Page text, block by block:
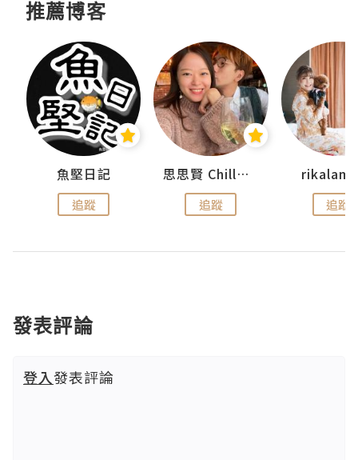
推薦博客
魚堅日記
追蹤
思思賢 ChillMyBabe
追蹤 追蹤
發表評論
登入發表評論